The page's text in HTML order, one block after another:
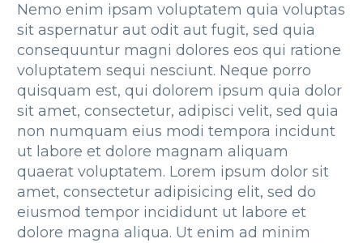
Nemo enim ipsam voluptatem quia voluptas
sit aspernatur aut odit aut fugit, sed quia
consequuntur magni dolores eos qui ratione
voluptatem sequi nesciunt. Neque porro
quisquam est, qui dolorem ipsum quia dolor
sit amet, consectetur, adipisci velit, sed quia
non numquam eius modi tempora incidunt
ut labore et dolore magnam aliquam
quaerat voluptatem. Lorem ipsum dolor sit
amet, consectetur adipisicing elit, sed do
eiusmod tempor incididunt ut labore et
dolore magna aliqua. Ut enim ad minim